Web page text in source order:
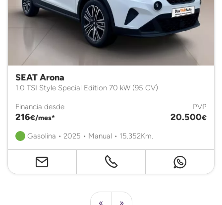
SEAT Arona
1.0 TSI Style Special Edition 70 kW (95 CV)
Financia desde
216€/mes*
PVP
20.500€
Gasolina • 2025 • Manual • 15.352Km.
« »